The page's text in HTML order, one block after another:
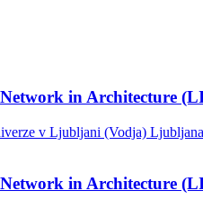
in Architecture
v Ljubljani (Vodja) Ljubljana
in Architecture